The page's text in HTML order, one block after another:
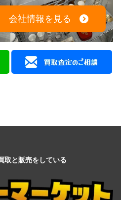
会社情報を見る
取と販売をしている